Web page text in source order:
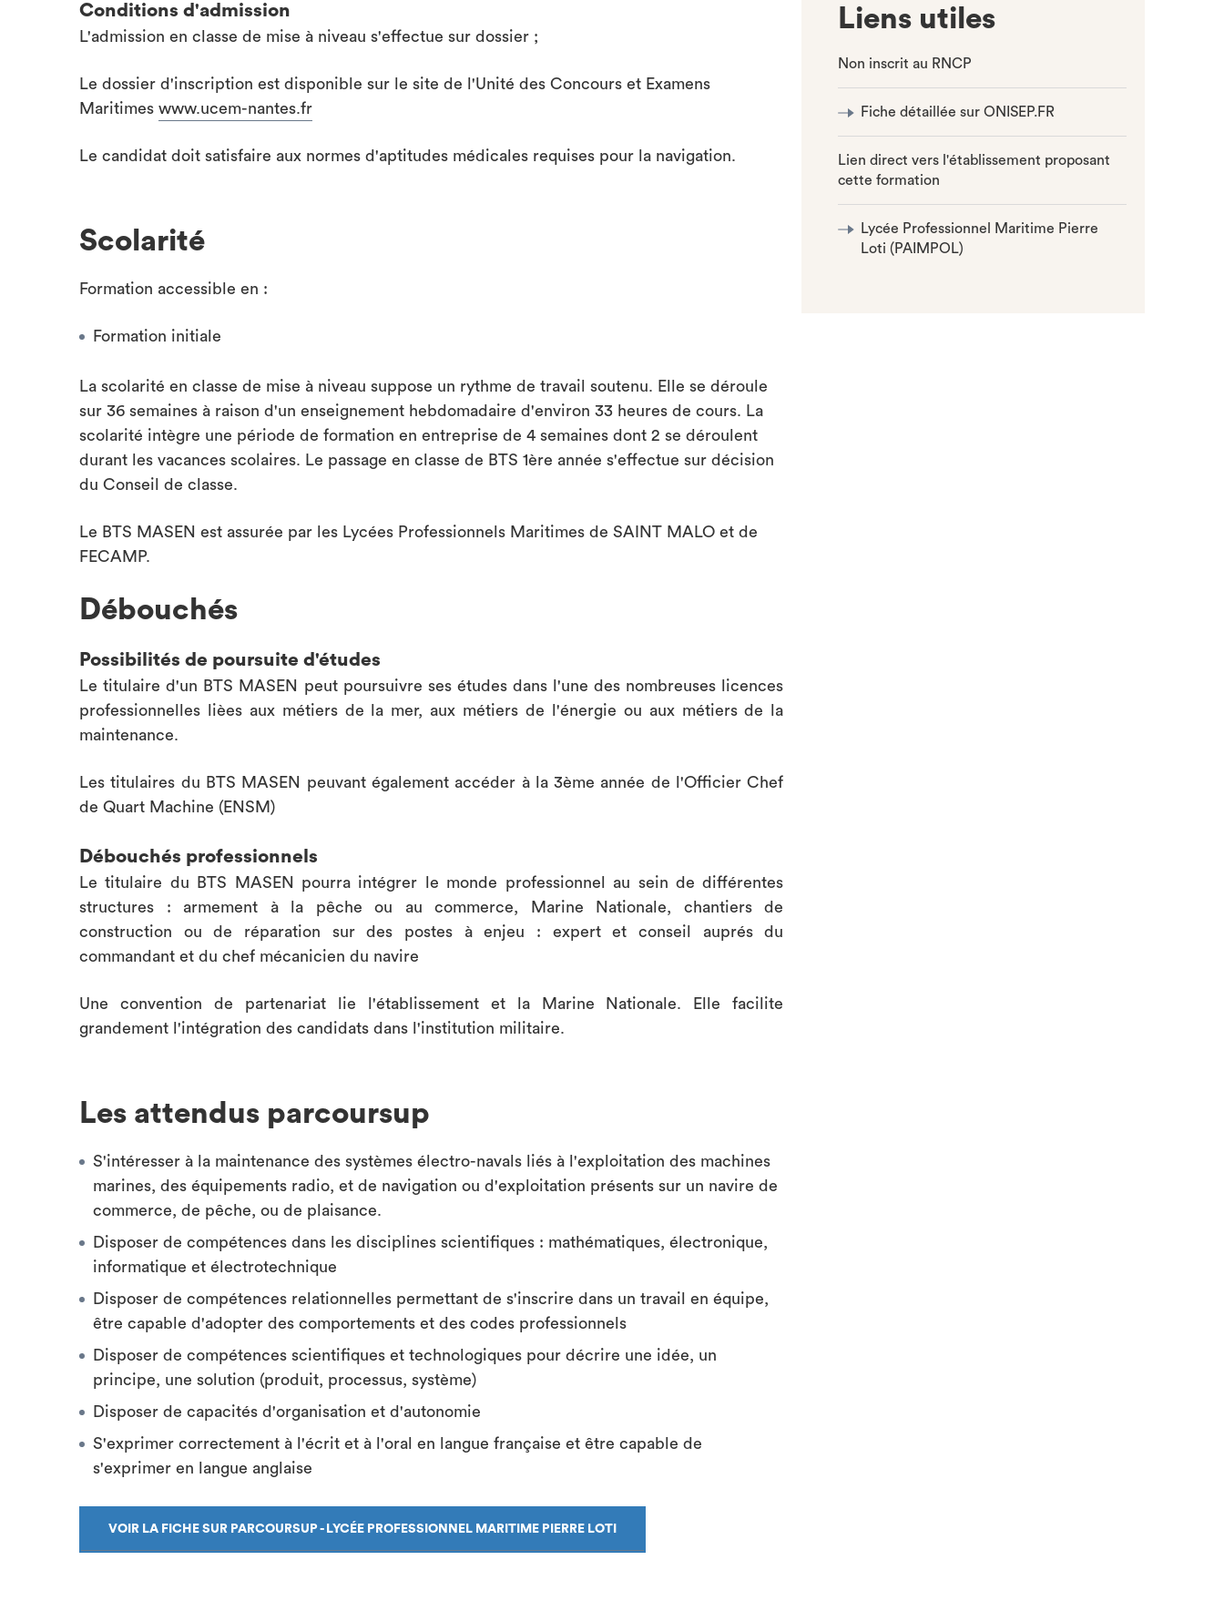
Conditions d'admission
L'admission en classe de mise à niveau s'effectue sur dossier ;
Le dossier d'inscription est disponible sur le site de l'Unité des Concours et Examens
Maritimes www.ucem-nantes.fr
Le candidat doit satisfaire aux normes d'aptitudes médicales requises pour la navigation.
Scolarité
Formation accessible en :
Formation initiale
La scolarité en classe de mise à niveau suppose un rythme de travail soutenu. Elle se déroule
sur 36 semaines à raison d'un enseignement hebdomadaire d'environ 33 heures de cours. La
scolarité intègre une période de formation en entreprise de 4 semaines dont 2 se déroulent
durant les vacances scolaires. Le passage en classe de BTS 1ère année s'effectue sur décision
du Conseil de classe.
Le BTS MASEN est assurée par les Lycées Professionnels Maritimes de SAINT MALO et de
FECAMP.
Débouchés
Possibilités de poursuite d'études
Le titulaire d'un BTS MASEN peut poursuivre ses études dans l'une des nombreuses licences
professionnelles lièes aux métiers de la mer, aux métiers de l'énergie ou aux métiers de la
maintenance.
Les titulaires du BTS MASEN peuvant également accéder à la 3ème année de l'Officier Chef
de Quart Machine (ENSM)
Débouchés professionnels
Le titulaire du BTS MASEN pourra intégrer le monde professionnel au sein de différentes
structures : armement à la pêche ou au commerce, Marine Nationale, chantiers de
construction ou de réparation sur des postes à enjeu : expert et conseil auprés du
commandant et du chef mécanicien du navire
Une convention de partenariat lie l'établissement et la Marine Nationale. Elle facilite
grandement l'intégration des candidats dans l'institution militaire.
Les attendus parcoursup
S'intéresser à la maintenance des systèmes électro-navals liés à l'exploitation des machines
marines, des équipements radio, et de navigation ou d'exploitation présents sur un navire de
commerce, de pêche, ou de plaisance.
Disposer de compétences dans les disciplines scientifiques : mathématiques, électronique,
informatique et électrotechnique
Disposer de compétences relationnelles permettant de s'inscrire dans un travail en équipe,
être capable d'adopter des comportements et des codes professionnels
Disposer de compétences scientifiques et technologiques pour décrire une idée, un
principe, une solution (produit, processus, système)
Disposer de capacités d'organisation et d'autonomie
S'exprimer correctement à l'écrit et à l'oral en langue française et être capable de
s'exprimer en langue anglaise
VOIR LA FICHE SUR PARCOURSUP - LYCÉE PROFESSIONNEL MARITIME PIERRE LOTI
Liens utiles
Non inscrit au RNCP
Fiche détaillée sur ONISEP.FR
Lien direct vers l'établissement proposant
cette formation
Lycée Professionnel Maritime Pierre
Loti (PAIMPOL)